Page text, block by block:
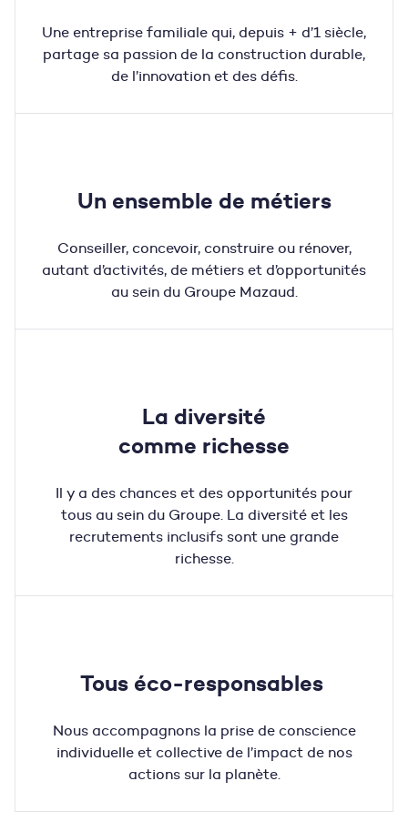
Une entreprise familiale qui, depuis + d’1 siècle,
partage sa passion de la construction durable,
de l’innovation et des défis.
Un ensemble de métiers
Conseiller, concevoir, construire ou rénover,
autant d’activités, de métiers et d’opportunités
au sein du Groupe Mazaud
La diversité
comme richesse
Il y a des chances et des opportunités pour
tous au sein du Groupe. La diversité et les
recrutements inclusifs sont une grande
richesse.
Tous éco-responsables
Nous accompagnonsla prise de conscience
individuelle et collective de l’impact de nos
actions sur la planète.